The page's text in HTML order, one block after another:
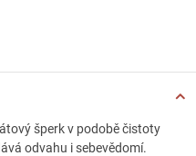
šperk v podobě čistoty
odvahu i sebevědomí.